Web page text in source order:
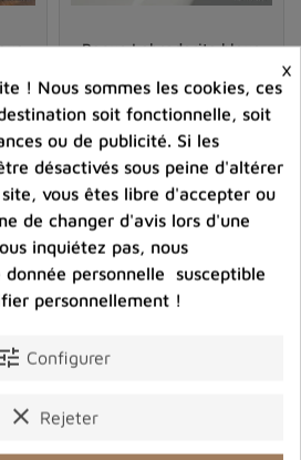
favorite_border
Bague Labradorite bleue
Prix
69,00 €
shopping_cart  favorite_border
×
! Nous sommes les cookies, ces
soit fonctionnelle, soit
ou de publicité. Si les
désactivés sous peine d'altérer
vous êtes libre d'accepter ou
de changer d'avis lors d'une
inquiétez pas, nous
donnée personnelle susceptible
personnellement !
tune Configurer
clear Rejeter